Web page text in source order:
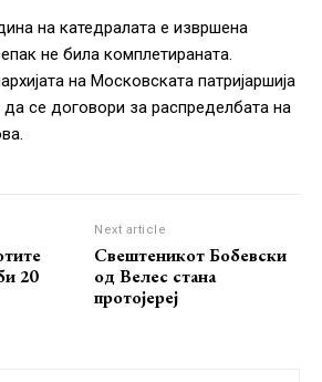
на катедралата е извршена
не била комплетираната.
на Московската патријаршија
да се договори за распределбата на
20
Next article
Свештеникот Бобевски
од Велес стана
протојереј